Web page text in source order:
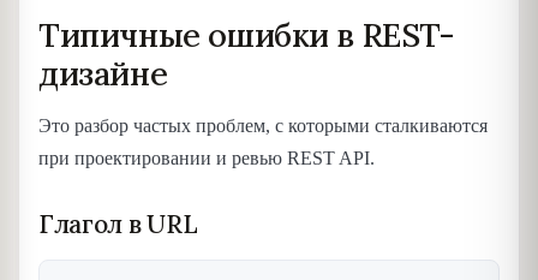
Типичные ошибки в REST-
дизайне
Это разбор частых проблем, с которыми сталкиваются
при проектировании и ревью REST API.
Глагол в URL